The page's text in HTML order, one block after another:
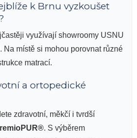
k Brnu vyzkoušet
využívají showroomy USNU
Na místě si mohou porovnat různé
matrací.
a ortopedické
zdravotní, měkčí i tvrdší
. S výběrem